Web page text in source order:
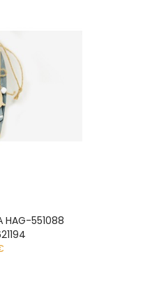
551088